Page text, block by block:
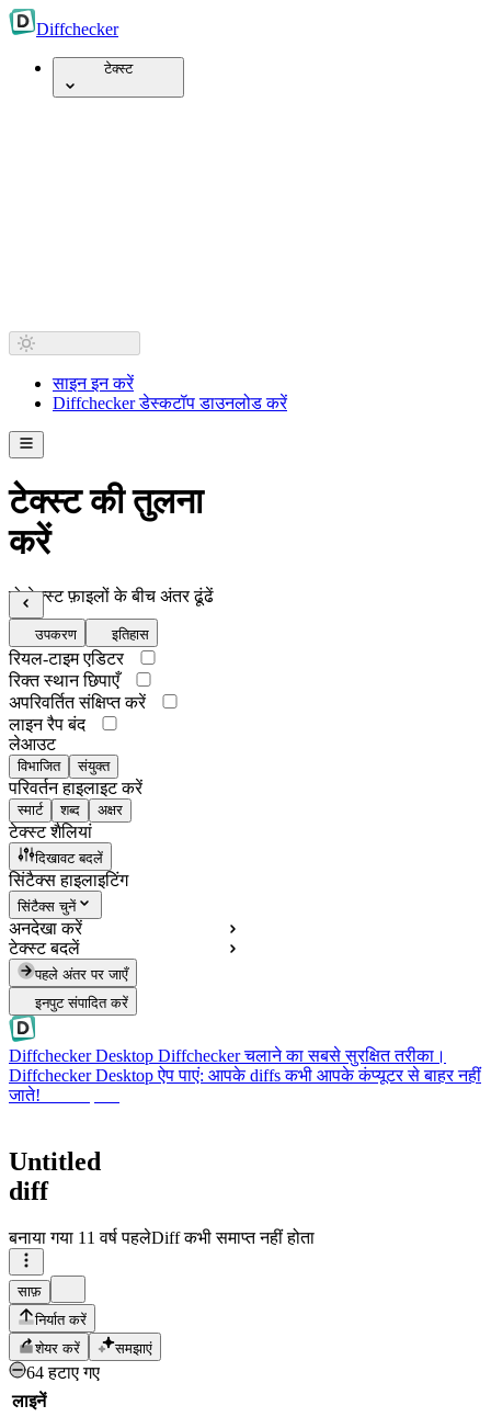
Diffchecker
टेक्स्ट
साइन इन करें
Diffchecker डेस्कटॉप डाउनलोड करें
टेक्स्ट की तुलना
करें
दो टेक्स्ट फ़ाइलों के बीच अंतर ढूंढें
उपकरण इतिहास
रियल-टाइम एडिटर
रिक्त स्थान छिपाएँ
अपरिवर्तित संक्षिप्त करें
लाइन रैप बंद
लेआउट
विभाजित संयुक्त
परिवर्तन हाइलाइट करें
स्मार्ट शब्द अक्षर
टेक्स्ट शैलियां
दिखावट बदलें
सिंटैक्स हाइलाइटिंग
सिंटैक्स चुनें
अनदेखा करें
टेक्स्ट बदलें
पहले अंतर पर जाएँ
इनपुट संपादित करें
Diffchecker Desktop Diffchecker चलाने का सबसे सुरक्षित तरीका।
Diffchecker Desktop ऐप पाएं: आपके diffs कभी आपके कंप्यूटर से बाहर नहीं
जाते!
Untitled
diff
बनाया गया 11 वर्ष पहलेDiff कभी समाप्त नहीं होता
साफ़
निर्यात करें
शेयर करें
समझाएं
64 हटाए गए
लाइनें